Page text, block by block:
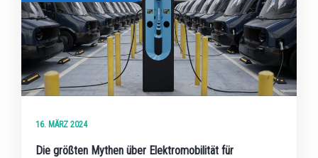
16. MÄRZ 2024
Die größten Mythen über Elektromobilität für